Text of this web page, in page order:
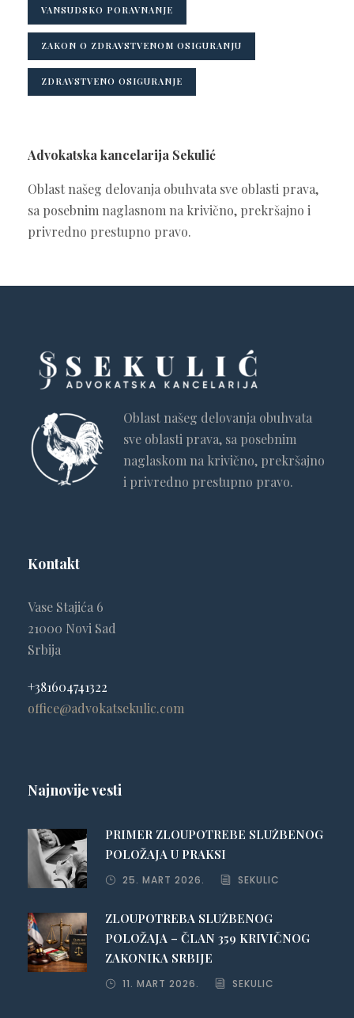
VANSUDSKO PORAVNANJE
ZAKON O ZDRAVSTVENOM OSIGURANJU
ZDRAVSTVENO OSIGURANJE
Advokatska kancelarija Sekulić
Oblast našeg delovanja obuhvata sve oblasti prava,
sa posebnim naglasnom na krivično, prekršajno i
privredno prestupno pravo.
Oblast našeg delovanja obuhvata
sve oblasti prava, sa posebnim
naglaskom na krivično, prekršajno
i privredno prestupno pravo.
Kontakt
Vase Stajića 6
21000 Novi Sad
Srbija
+381604741322
office@advokatsekulic.com
Najnovije vesti
PRIMER ZLOUPOTREBE SLUŽBENOG
POLOŽAJA U PRAKSI
25. MART 2026. SEKULIC
ZLOUPOTREBA SLUŽBENOG
POLOŽAJA – ČLAN 359 KRIVIČNOG
ZAKONIKA SRBIJE
11. MART 2026. SEKULIC